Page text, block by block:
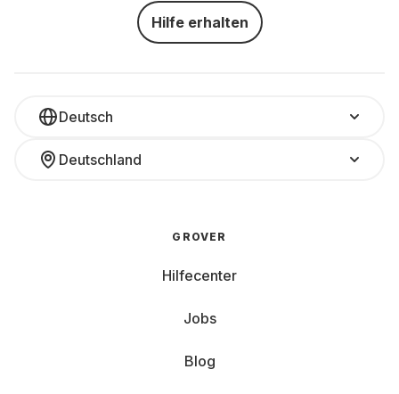
Hilfe erhalten
Deutsch
Deutschland
GROVER
Hilfecenter
Jobs
Blog